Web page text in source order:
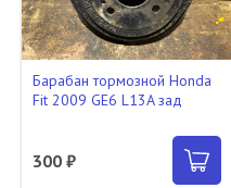
Барабан тормозной Honda
Fit 2009 GE6 L13A зад
300 ₽